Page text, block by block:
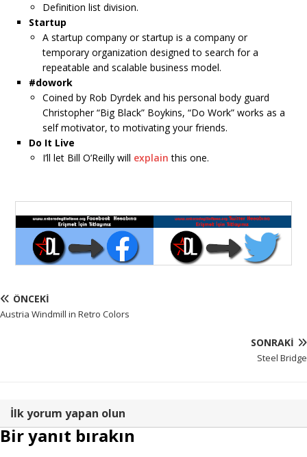
Definition list division.
Startup
A startup company or startup is a company or
temporary organization designed to search for a
repeatable and scalable business model.
#dowork
Coined by Rob Dyrdek and his personal body guard
Christopher “Big Black” Boykins, “Do Work” works as a
self motivator, to motivating your friends.
Do It Live
I’ll let Bill O’Reilly will explain this one.
ÖNCEKI
Austria Windmill in Retro Colors
SONRAKI
Steel Bridge
İlk yorum yapan olun
Bir yanıt bırakın